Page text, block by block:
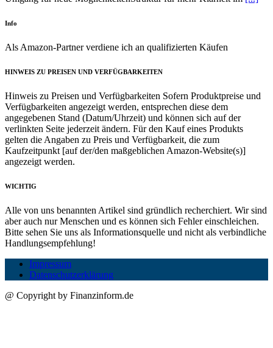
Info
Als Amazon-Partner verdiene ich an qualifizierten Käufen
HINWEIS ZU PREISEN UND VERFÜGBARKEITEN
Hinweis zu Preisen und Verfügbarkeiten Sofern Produktpreise und
Verfügbarkeiten angezeigt werden, entsprechen diese dem
angegebenen Stand (Datum/Uhrzeit) und können sich auf der
verlinkten Seite jederzeit ändern. Für den Kauf eines Produkts
gelten die Angaben zu Preis und Verfügbarkeit, die zum
Kaufzeitpunkt [auf der/den maßgeblichen Amazon-Website(s)]
angezeigt werden.
WICHTIG
Alle von uns benannten Artikel sind gründlich recherchiert. Wir sind
aber auch nur Menschen und es können sich Fehler einschleichen.
Bitte sehen Sie uns als Informationsquelle und nicht als verbindliche
Handlungsempfehlung!
Impressum
Datenschutzerklärung
@ Copyright by Finanzinform.de